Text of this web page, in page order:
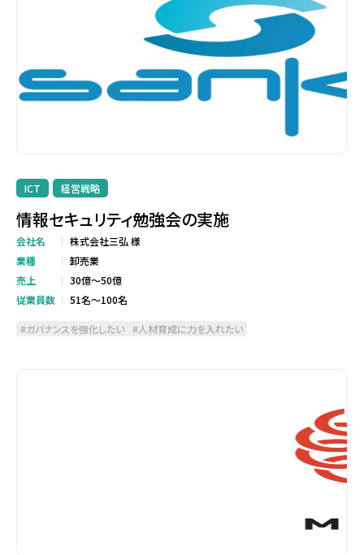
ICT 経営戦略
情報セキュリティ勉強会の実施
会社名
株式会社三弘 様
業種
卸売業
売上
30億～50億
従業員数
51名～100名
ガバナンスを強化したい 人材育成に力を入れたい